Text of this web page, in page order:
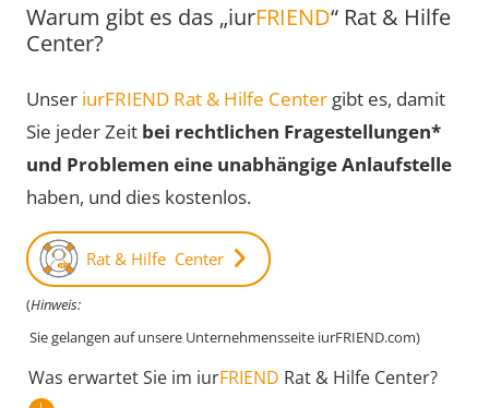
Warum gibt es das „iurFRIEND“ Rat & Hilfe
Center?
Unser iurFRIEND Rat & Hilfe Center gibt es, damit
Sie jeder Zeit bei rechtlichen Fragestellungen*
und Problemen eine unabhängige Anlaufstelle
haben, und dies kostenlos.
Rat & Hilfe Center
(Hinweis:
Sie gelangen auf unsere Unternehmensseite iurFRIEND.com)
Was erwartet Sie im iurFRIEND Rat & Hilfe Center?